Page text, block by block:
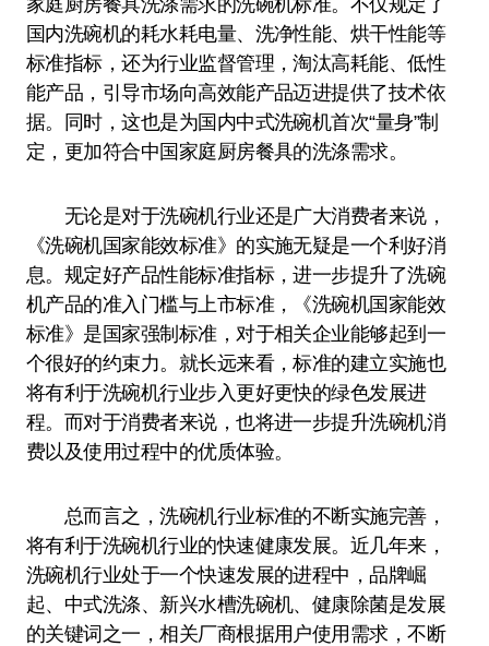
家庭厨房餐具洗涤需求的洗碗机标准。不仅规定了
国内洗碗机的耗水耗电量、洗净性能、烘干性能等
标准指标，还为行业监督管理，淘汰高耗能、低性
能产品，引导市场向高效能产品迈进提供了技术依
据。同时，这也是为国内中式洗碗机首次“量身”制
定，更加符合中国家庭厨房餐具的洗涤需求。
无论是对于洗碗机行业还是广大消费者来说，
《洗碗机国家能效标准》的实施无疑是一个利好消
息。规定好产品性能标准指标，进一步提升了洗碗
机产品的准入门槛与上市标准，《洗碗机国家能效
标准》是国家强制标准，对于相关企业能够起到一
个很好的约束力。就长远来看，标准的建立实施也
将有利于洗碗机行业步入更好更快的绿色发展进
程。而对于消费者来说，也将进一步提升洗碗机消
费以及使用过程中的优质体验。
总而言之，洗碗机行业标准的不断实施完善，
将有利于洗碗机行业的快速健康发展。近几年来，
洗碗机行业处于一个快速发展的进程中，品牌崛
起、中式洗涤、新兴水槽洗碗机、健康除菌是发展
的关键词之一，相关厂商根据用户使用需求，不断